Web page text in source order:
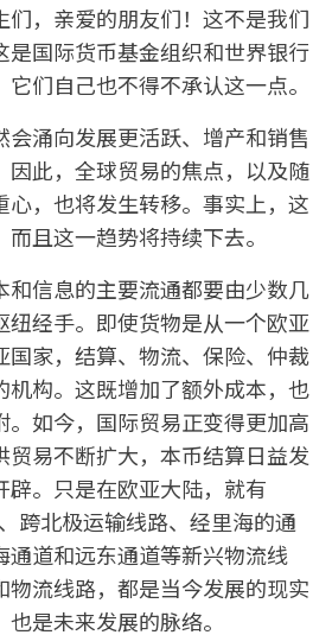
们，亲爱的朋友们！这不是我们
是国际货币基金组织和世界银行
们自己也不得不承认这一点。
会涌向发展更活跃、增产和销售
因此，全球贸易的焦点，以及随
心，也将发生转移。事实上，这
且这一趋势将持续下去。
和信息的主要流通都要由少数几
纽经手。即使货物是从一个欧亚
国家，结算、物流、保险、仲裁
机构。这既增加了额外成本，也
。如今，国际贸易正变得更加高
贸易不断扩大，本币结算日益发
辟。只是在欧亚大陆，就有
跨北极运输线路、经里海的通
通道和远东通道等新兴物流线
物流线路，都是当今发展的现实
是未来发展的脉络。